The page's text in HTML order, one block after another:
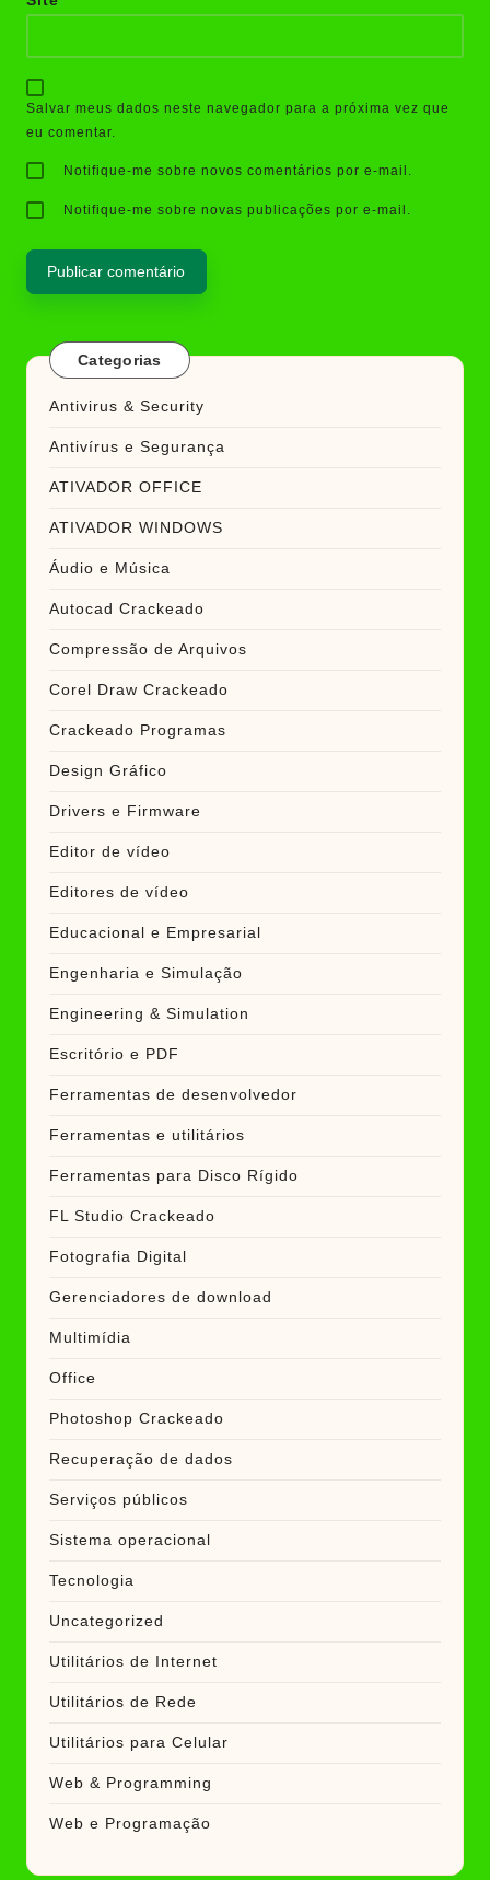
Salvar meus dados neste navegador para a próxima vez que
eu comentar.
Notifique-me sobre novos comentários por e-mail.
Notifique-me sobre novas publicações por e-mail.
Categorias
Antivirus & Security
Antivírus e Segurança
ATIVADOR OFFICE
ATIVADOR WINDOWS
Áudio e Música
Autocad Crackeado
Compressão de Arquivos
Corel Draw Crackeado
Crackeado Programas
Design Gráfico
Drivers e Firmware
Editor de vídeo
Editores de vídeo
Educacional e Empresarial
Engenharia e Simulação
Engineering & Simulation
Escritório e PDF
Ferramentas de desenvolvedor
Ferramentas e utilitários
Ferramentas para Disco Rígido
FL Studio Crackeado
Fotografia Digital
Gerenciadores de download
Multimídia
Office
Photoshop Crackeado
Recuperação de dados
Serviços públicos
Sistema operacional
Tecnologia
Uncategorized
Utilitários de Internet
Utilitários de Rede
Utilitários para Celular
Web & Programming
Web e Programação